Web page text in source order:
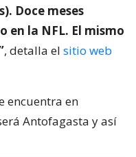
Doce meses
en la NFL. El mismo
, detalla el sitio web
encuentra en
Antofagasta y así